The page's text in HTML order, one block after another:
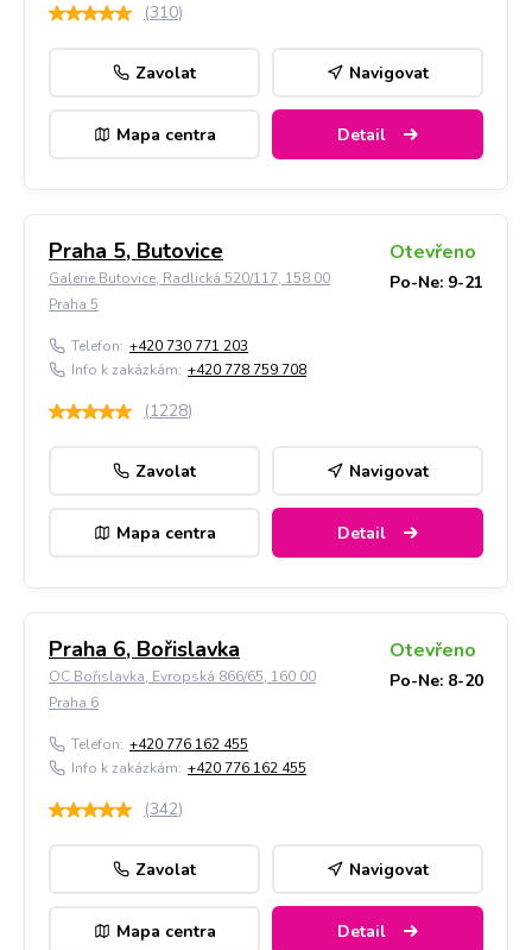
(310)
Zavolat Navigovat
Mapa centra Detail
Praha 5, Butovice
Galerie Butovice, Radlická 520/117, 158 00
Praha 5
Otevřeno
Po-Ne: 9-21
Telefon: +420 730 771 203
Info k zakázkám: +420 778 759 708
(1228)
Zavolat Navigovat
Mapa centra Detail
Praha 6, Bořislavka
OC Bořislavka, Evropská 866/65, 160 00
Praha 6
Otevřeno
Po-Ne: 8-20
Telefon: +420 776 162 455
Info k zakázkám: +420 776 162 455
(342)
Zavolat Navigovat
Mapa centra Detail